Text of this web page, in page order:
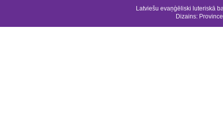
Latviešu evaņģēliski luteriskā
Dizains: